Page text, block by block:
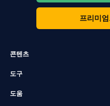
프리미
콘텐츠
도구
도움